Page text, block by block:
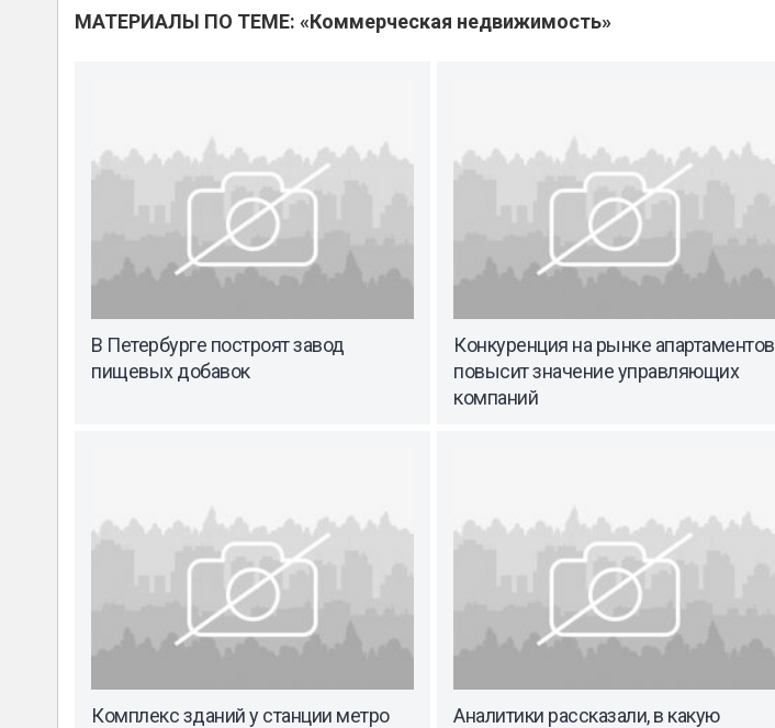
МАТЕРИАЛЫ ПО ТЕМЕ: «Коммерческая недвижимость»
В Петербурге построят завод
пищевых добавок
Конкуренция на рынке апартаментов
повысит значение управляющих
компаний
Комплекс зданий у станции метро
Аналитики рассказали, в какую